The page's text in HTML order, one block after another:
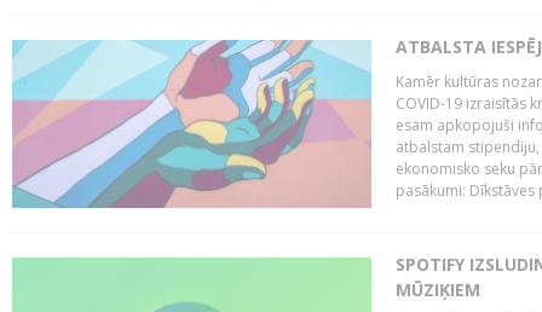
ATBALSTA
Kamēr kultūras
COVID-19 izraisītās
esam apkopojuši
atbalstam
ekonomisko seku
pasākumi:
SPOTIFY
MŪZIĶIEM